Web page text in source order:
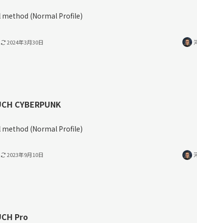
method (Normal Profile)
2024年3月30日
CYBERPUNK
method (Normal Profile)
2023年9月10日
Pro